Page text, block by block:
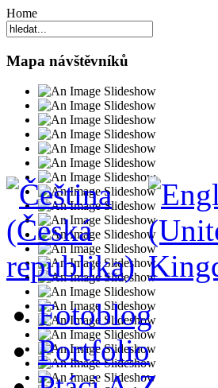
Home
Mapa návštěvníků
Fotoblog
Portfolio